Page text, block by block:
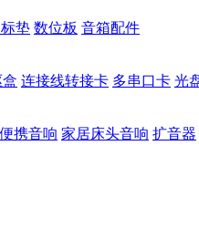
垫 数位板 音箱配件
连接线转接卡 多串口卡 光
携音响 家居床头音响 扩音器